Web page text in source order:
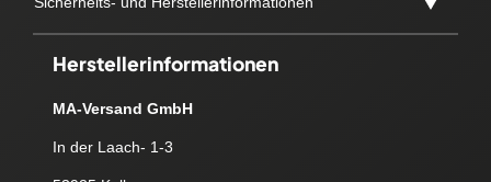
Herstellerinformationen
MA-Versand GmbH
In der Laach- 1-3